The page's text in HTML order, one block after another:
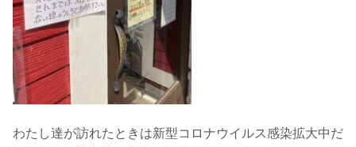
わたし達が訪れたときは新型コロナウイルス感染拡大中だ